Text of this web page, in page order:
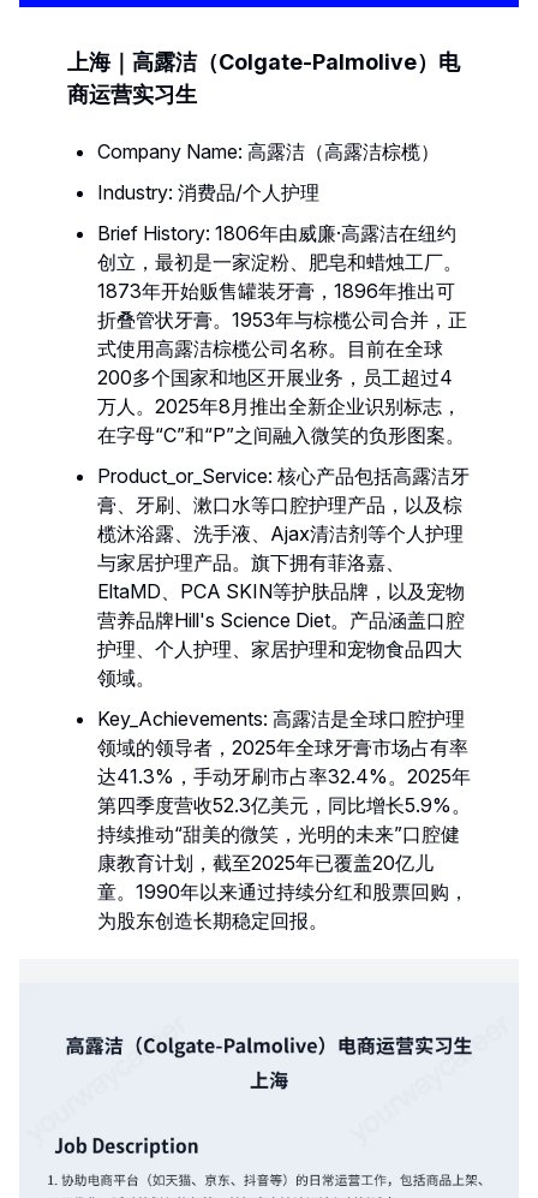
上海｜高露洁（Colgate-Palmolive）电
商运营实习生
Company Name: 高露洁（高露洁棕榄）
Industry: 消费品/个人护理
Brief History: 1806年由威廉·高露洁在纽约
创立，最初是一家淀粉、肥皂和蜡烛工厂。
1873年开始贩售罐装牙膏，1896年推出可
折叠管状牙膏。1953年与棕榄公司合并，正
式使用高露洁棕榄公司名称。目前在全球
200多个国家和地区开展业务，员工超过4
万人。2025年8月推出全新企业识别标志，
在字母“C”和“P”之间融入微笑的负形图案。
Product_or_Service: 核心产品包括高露洁牙
膏、牙刷、漱口水等口腔护理产品，以及棕
榄沐浴露、洗手液、Ajax清洁剂等个人护理
与家居护理产品。旗下拥有菲洛嘉、
EltaMD、PCA SKIN等护肤品牌，以及宠物
营养品牌Hill's Science Diet。产品涵盖口腔
护理、个人护理、家居护理和宠物食品四大
领域。
Key_Achievements: 高露洁是全球口腔护理
领域的领导者，2025年全球牙膏市场占有率
达41.3%，手动牙刷市占率32.4%。2025年
第四季度营收52.3亿美元，同比增长5.9%。
持续推动“甜美的微笑，光明的未来”口腔健
康教育计划，截至2025年已覆盖20亿儿
童。1990年以来通过持续分红和股票回购，
为股东创造长期稳定回报。